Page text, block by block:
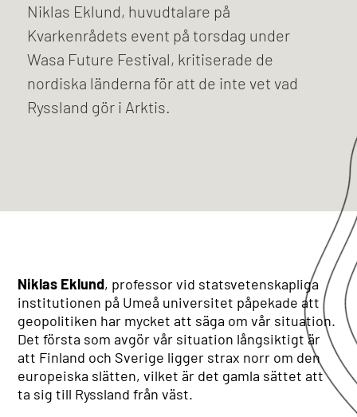
Niklas Eklund, huvudtalare på
Kvarkenrådets event på torsdag under
Wasa Future Festival, kritiserade de
nordiska länderna för att de inte vet vad
Ryssland gör i Arktis.
Niklas Eklund, professor vid statsvetenskapliga
institutionen på Umeå universitet påpekade att
geopolitiken har mycket att säga om vår situation.
Det första som avgör vår situation långsiktigt är
att Finland och Sverige ligger strax norr om den
europeiska slätten, vilket är det gamla sättet att
ta sig till Ryssland från väst.